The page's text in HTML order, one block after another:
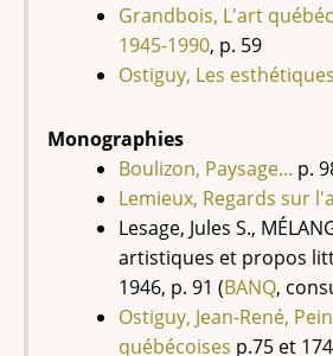
Grandbois, L'art
1945-1990, p. 59
Ostiguy, Les
Monographies
Boulizon, Paysage... p.
Lemieux, Regards sur
Lesage, Jules S.,
artistiques et propos
1946, p. 91 (BANQ,
Ostiguy, Jean-René,
québécoises p.75 et 174